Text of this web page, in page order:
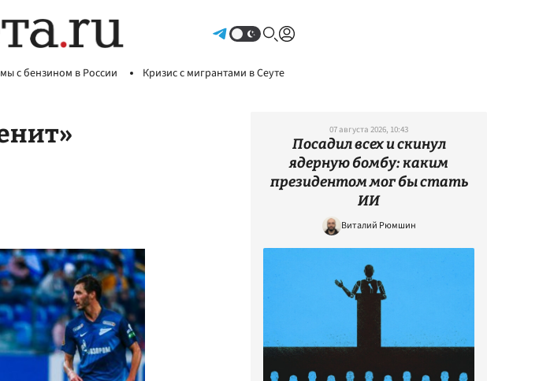
с бензином в России Кризис с мигрантами в Сеуте
07 августа 2026, 10:43
Посадил всех и скинул
ядерную бомбу: каким
президентом мог бы стать
ИИ
Виталий Рюмшин